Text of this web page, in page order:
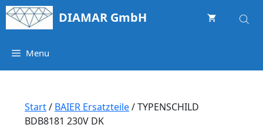
Springe
zum
DIAMAR GmbH
Menu
Start/ BAIER Ersatzteile/ TYPENSCHILD
BDB8181 230V DK